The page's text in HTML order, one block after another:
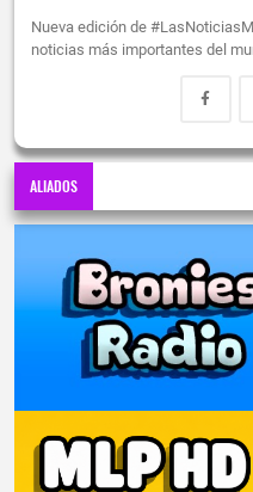
Nueva edición de
noticias más importantes del
ALIADOS